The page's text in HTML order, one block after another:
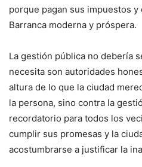
porque pagan sus impuestos
Barranca moderna y próspera.
La gestión pública no debería
necesita son autoridades
altura de lo que la ciudad
la persona, sino contra la
recordatorio para todos los
cumplir sus promesas y la
acostumbrarse a justificar la